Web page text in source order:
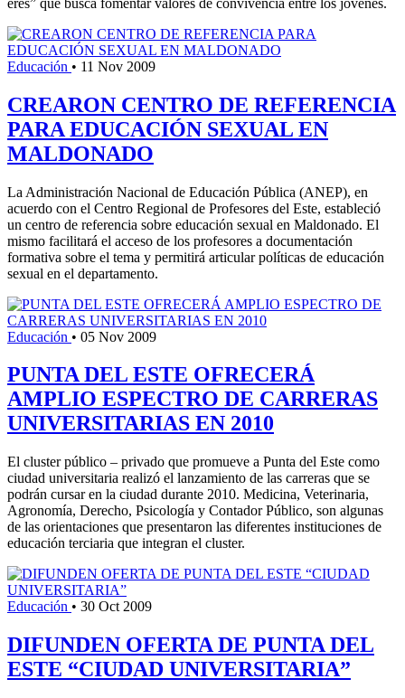
Educación • 11 Nov 2009
CREARON CENTRO DE REFERENCIA
PARA EDUCACIÓN SEXUAL EN
MALDONADO
La Administración Nacional de Educación Pública (ANEP), en
acuerdo con el Centro Regional de Profesores del Este, estableció
un centro de referencia sobre educación sexual en Maldonado. El
mismo facilitará el acceso de los profesores a documentación
formativa sobre el tema y permitirá articular políticas de educación
sexual en el departamento.
Educación • 05 Nov 2009
PUNTA DEL ESTE OFRECERÁ
AMPLIO ESPECTRO DE CARRERAS
UNIVERSITARIAS EN 2010
El cluster público – privado que promueve a Punta del Este como
ciudad universitaria realizó el lanzamiento de las carreras que se
podrán cursar en la ciudad durante 2010. Medicina, Veterinaria,
Agronomía, Derecho, Psicología y Contador Público, son algunas
de las orientaciones que presentaron las diferentes instituciones de
educación terciaria que integran el cluster.
Educación • 30 Oct 2009
DIFUNDEN OFERTA DE PUNTA DEL
ESTE “CIUDAD UNIVERSITARIA”